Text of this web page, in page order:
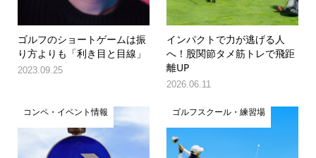
ゴルフのショートゲームは振
り方よりも「利き目と目線」
2023.09.25
インパクトで力が逃げる人
へ！股関節タメ筋トレで飛距
離UP
2026.06.11
コンペ・イベント情報 ゴルフスクール・練習場